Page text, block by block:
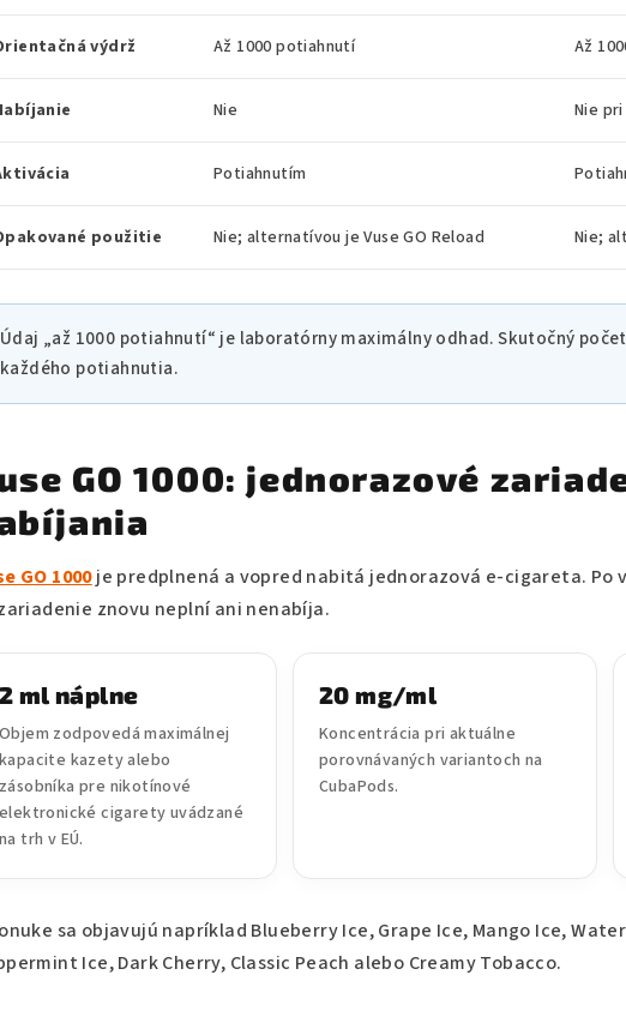
výdrž Až 1000 potiahnutí Až
Nie Nie
Potiahnutím
použitie Nie; alternatívou je Vuse GO Reload Nie;
Údaj „až 1000 potiahnutí“ je laboratórny maximálny odhad. Skutočný
každého potiahnutia.
GO 1000: jednorazové
GO 1000je predplnená a vopred nabitá jednorazová e-cigareta. Po
znovu neplní ani nenabíja.
2 ml náplne
Objem zodpovedá maximálnej
kapacite kazety alebo
zásobníka pre nikotínové
elektronické cigarety uvádzané
na trh v EÚ.
20 mg/ml
Koncentrácia pri aktuálne
porovnávaných variantoch na
CubaPods.
sa objavujú napríklad Blueberry Ice, Grape Ice, Mango Ice,
Ice, Dark Cherry, Classic Peach alebo Creamy Tobacco.